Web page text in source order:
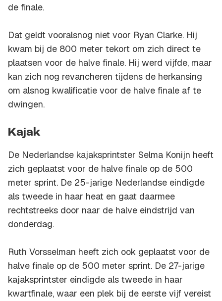
de finale.
Dat geldt vooralsnog niet voor Ryan Clarke. Hij
kwam bij de 800 meter tekort om zich direct te
plaatsen voor de halve finale. Hij werd vijfde, maar
kan zich nog revancheren tijdens de herkansing
om alsnog kwalificatie voor de halve finale af te
dwingen.
Kajak
De Nederlandse kajaksprintster Selma Konijn heeft
zich geplaatst voor de halve finale op de 500
meter sprint. De 25-jarige Nederlandse eindigde
als tweede in haar heat en gaat daarmee
rechtstreeks door naar de halve eindstrijd van
donderdag.
Ruth Vorsselman heeft zich ook geplaatst voor de
halve finale op de 500 meter sprint. De 27-jarige
kajaksprintster eindigde als tweede in haar
kwartfinale, waar een plek bij de eerste vijf vereist